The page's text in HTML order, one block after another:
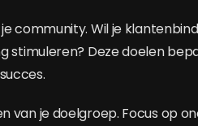
community. Wil je
stimuleren? Deze doelen
van je doelgroep. Focus op